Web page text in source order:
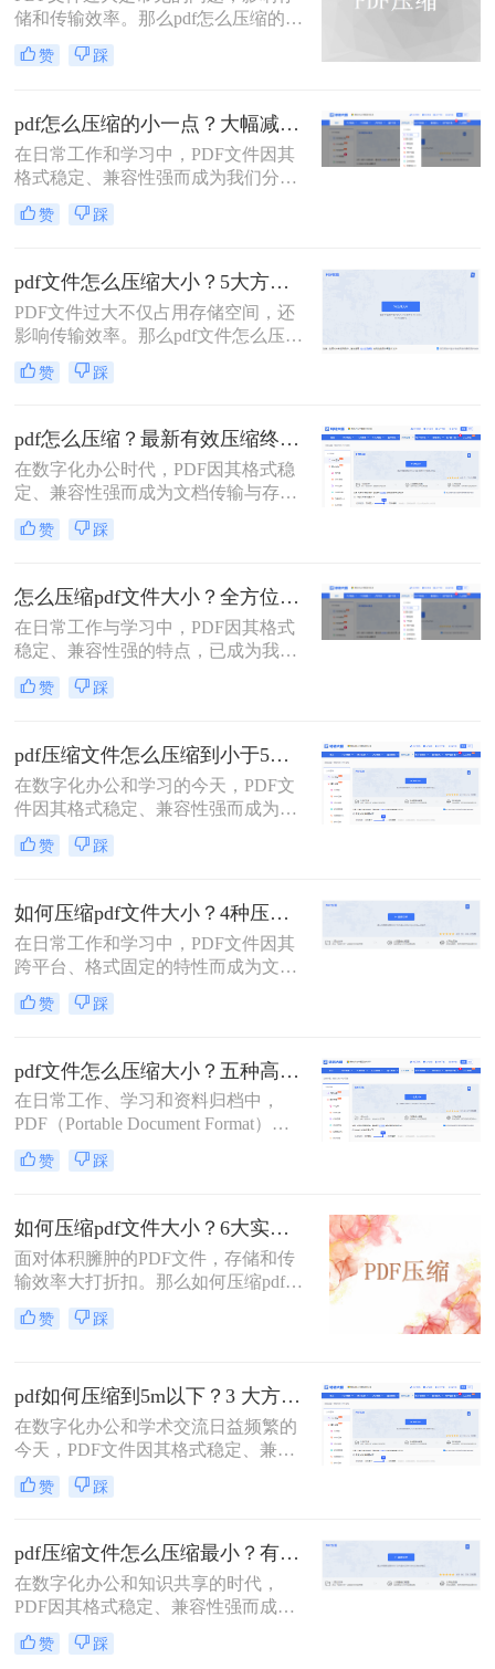
储和传输效率。那么pdf怎么压缩的小
一点呢？本文将详解6种主流压缩方
案，助你快速解决文件体积过大的困
赞 踩
pdf怎么压缩的小一点？大幅减小文件体积的有效方法全解析！
在日常工作和学习中，PDF文件因其
格式稳定、兼容性强而成为我们分享
文档、报告和资料的首选格式。然
而，随之而来的问题也显而易见：过
在通过邮件发送、即时通讯工具传输
或上传至云平台时受到限制，严重影
响效率。因此，pdf怎么压缩的小一
点，成为一项必备技能。
赞 踩
pdf文件怎么压缩大小？5大方法深度解析与实操指南！
PDF文件过大不仅占用存储空间，还
影响传输效率。那么pdf文件怎么压缩
大小呢？本文将系统介绍5种主流压
缩方法，助你精准平衡文件体积与质
赞 踩
pdf怎么压缩？最新有效压缩终极指南！
在数字化办公时代，PDF因其格式稳
定、兼容性强而成为文档传输与存档
的首选。然而，高分辨率图片、嵌入
字体和多媒体内容也使得PDF文件体
送、云端存储和即时分享带来了巨大
困扰。如何高效、无损（或视觉无
损）地压缩PDF，成为一个普遍需
求。那么pdf怎么压缩呢？
赞 踩
怎么压缩pdf文件大小？全方位高效压缩方法终极指南！
在日常工作与学习中，PDF因其格式
稳定、兼容性强的特点，已成为我们
分享文档、报告和论文的首选格式。
然而，过大的PDF文件常常会带来诸
度、占用大量存储空间，甚至可能超
出某些平台的上传限制。因此，掌握
怎么压缩pdf文件大小的技能显得至关
重要。
赞 踩
pdf压缩文件怎么压缩到小于5M？4种压缩方法终极指南！
在数字化办公和学习的今天，PDF文
件因其格式稳定、兼容性强而成为我
们日常传输文档的首选。然而，我们
常常会遇到一个令人头疼的问题：一
清图片、复杂图表或嵌入字体而体积
庞大，动辄几十兆甚至上百兆。无论
是通过电子邮件发送（通常有附件大
小限制）、上传至学习平台还是提交
至企业系统，文件大小限制（如常见
的5MB）往往是一道难以逾越的关
5M呢？
赞 踩
如何压缩pdf文件大小？4种压缩方法详解！
在日常工作和学习中，PDF文件因其
跨平台、格式固定的特性而成为文档
交换的首选格式。然而，过大的PDF
文件常常带来诸多不便，无论是通过
存储在有限的设备空间中，都会遇到
限制。因此，掌握如何压缩pdf文件大
小的技能显得至关重要。
赞 踩
pdf文件怎么压缩大小？五种高效方法全面解析与实战！
在日常工作、学习和资料归档中，
PDF（Portable Document Format）因
其跨平台、格式固定的特性而成为最
常用的文件格式之一。然而，随之而
不仅占用存储空间，更在邮件发送、
即时通讯传输和网页上传时带来诸多
不便。如何在不显著损失质量的前提
下，有效“瘦身”PDF文件，已成为一
项必备技能。
赞 踩
如何压缩pdf文件大小？6大实用压缩方案深度解析！
面对体积臃肿的PDF文件，存储和传
输效率大打折扣。那么如何压缩pdf文
件大小呢？本文为您梳理6种主流压
缩方案，从原理到实操，助您轻松掌
赞 踩
pdf如何压缩到5m以下？3 大方法手把手教，轻松过平台限制！
在数字化办公和学术交流日益频繁的
今天，PDF文件因其格式稳定、兼容
性强而成为我们传递信息的主要载
体。然而，一个棘手的问题常常困扰
电子邮件发送简历、在学术平台提交
论文，还是在微信等即时通讯工具中
分享资料，平台往往对附件大小有严
格限制，最常见的门槛就是5MB。一
个几十兆甚至上百兆的PDF文件，不
仅传输耗时，还可能直接导致发送失
赞 踩
pdf压缩文件怎么压缩最小？有效压缩方法终极指南！
在数字化办公和知识共享的时代，
PDF因其格式稳定、兼容性强而成为
文档传输的首选。然而，庞大的PDF
文件时常为我们带来困扰：邮箱附件
赞 踩